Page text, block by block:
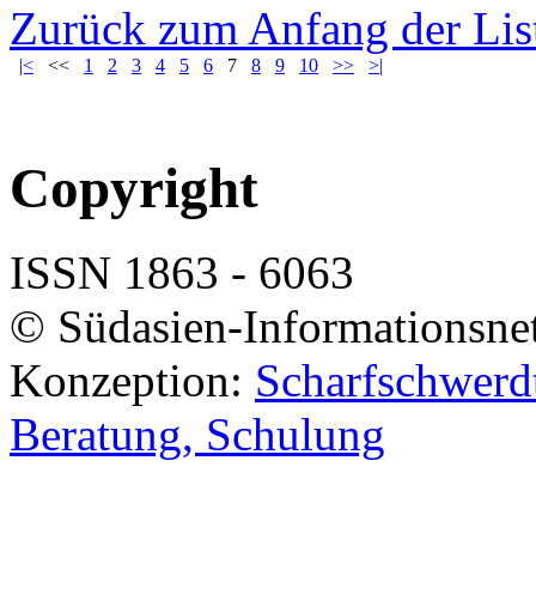
Zurück zum Anfang der
|< << 1 2 3 4 5 6 7 8 9 10 >> >|
Copyright
ISSN 1863 - 6063
© Südasien-
Konzeption:
Beratung, Schulung